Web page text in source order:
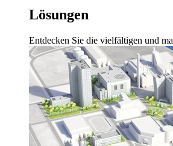
Lösungen
Entdecken Sie die vielfältigen und